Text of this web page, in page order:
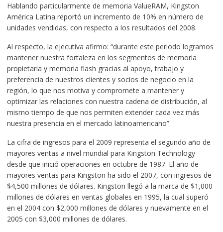
Hablando particularmente de memoria ValueRAM, Kingston
América Latina reportó un incremento de 10% en número de
unidades vendidas, con respecto a los resultados del 2008.
Al respecto, la ejecutiva afirmo: “durante este periodo logramos
mantener nuestra fortaleza en los segmentos de memoria
propietaria y memoria flash gracias al apoyo, trabajo y
preferencia de nuestros clientes y socios de negocio en la
región, lo que nos motiva y compromete a mantener y
optimizar las relaciones con nuestra cadena de distribución, al
mismo tiempo de que nos permiten extender cada vez más
nuestra presencia en el mercado latinoamericano”.
La cifra de ingresos para el 2009 representa el segundo año de
mayores ventas a nivel mundial para Kingston Technology
desde que inició operaciones en octubre de 1987. El año de
mayores ventas para Kingston ha sido el 2007, con ingresos de
$4,500 millones de dólares. Kingston llegó a la marca de $1,000
millones de dólares en ventas globales en 1995, la cual superó
en el 2004 con $2,000 millones de dólares y nuevamente en el
2005 con $3,000 millones de dólares.